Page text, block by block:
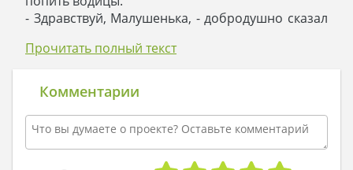
- Здравствуй, Малушенька, - добродушно сказал
стал совсем не страшным и очень даже
набираешь? А я вот хожу по местным краям,
гостей на новоселье созываю…
- Змей, солнышко, да неуж-то ты домик
отстроил? - чуть не выронила полный воды
Прочитать полный текст
Комментарии